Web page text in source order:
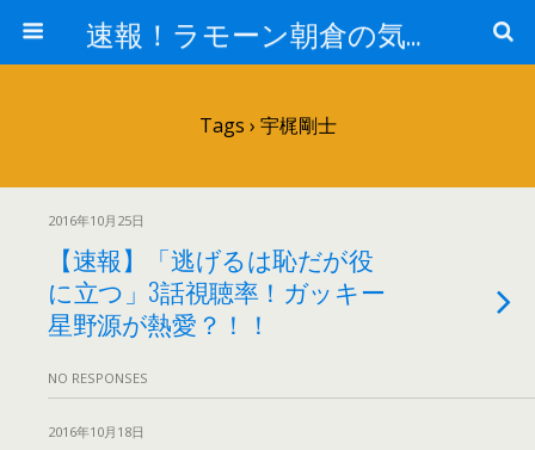
速報！ラモーン朝倉の気になるトレンド！
Tags › 宇梶剛士
2016年10月25日
【速報】「逃げるは恥だが役
に立つ」3話視聴率！ガッキー
星野源が熱愛？！！
NO RESPONSES
2016年10月18日